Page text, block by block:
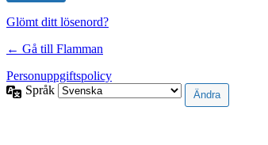
Glömt ditt lösenord?
← Gå till Flamman
Personuppgiftspolicy
Språk